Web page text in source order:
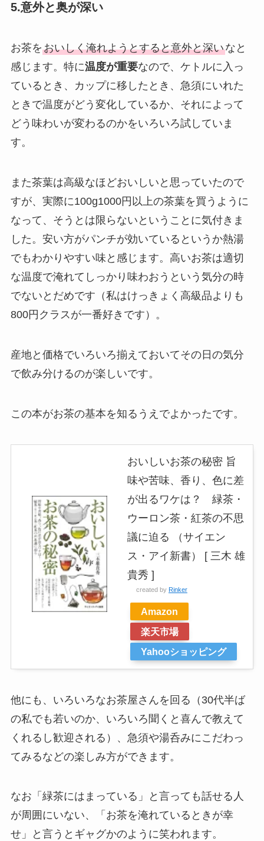
5.意外と奥が深い
お茶をおいしく淹れようとすると意外と深いなと
感じます。特に温度が重要なので、ケトルに入っ
ているとき、カップに移したとき、急須にいれた
ときで温度がどう変化しているか、それによって
どう味わいが変わるのかをいろいろ試していま
す。
また茶葉は高級なほどおいしいと思っていたので
すが、実際に100g1000円以上の茶葉を買うように
なって、そうとは限らないということに気付きま
した。安い方がパンチが効いているというか熱湯
でもわかりやすい味と感じます。高いお茶は適切
な温度で淹れてしっかり味わおうという気分の時
でないとだめです（私はけっきょく高級品よりも
800円クラスが一番好きです）。
産地と価格でいろいろ揃えておいてその日の気分
で飲み分けるのが楽しいです。
この本がお茶の基本を知るうえでよかったです。
おいしいお茶の秘密 旨
味や苦味、香り、色に差
が出るワケは？ 緑茶・
ウーロン茶・紅茶の不思
議に迫る （サイエン
ス・アイ新書） [ 三木 雄
貴秀 ]
created by Rinker
Amazon
楽天市場
Yahooショッピング
他にも、いろいろなお茶屋さんを回る（30代半ば
の私でも若いのか、いろいろ聞くと喜んで教えて
くれるし歓迎される）、急須や湯呑みにこだわっ
てみるなどの楽しみ方ができます。
なお「緑茶にはまっている」と言っても話せる人
が周囲にいない、「お茶を淹れているときが幸
せ」と言うとギャグかのように笑われます。